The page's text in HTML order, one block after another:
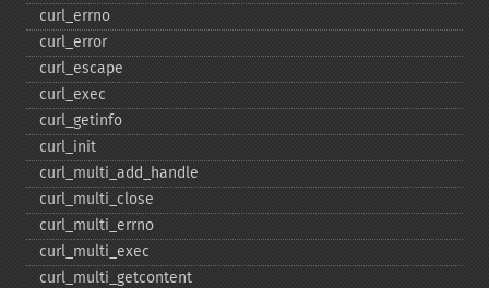
curl_​errno
curl_​error
curl_​escape
curl_​exec
curl_​getinfo
curl_​init
curl_​multi_​add_​handle
curl_​multi_​close
curl_​multi_​errno
curl_​multi_​exec
curl_​multi_​getcontent